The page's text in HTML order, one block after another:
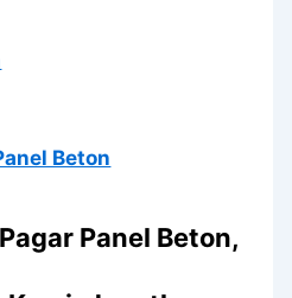
Beton
Panel Beton,